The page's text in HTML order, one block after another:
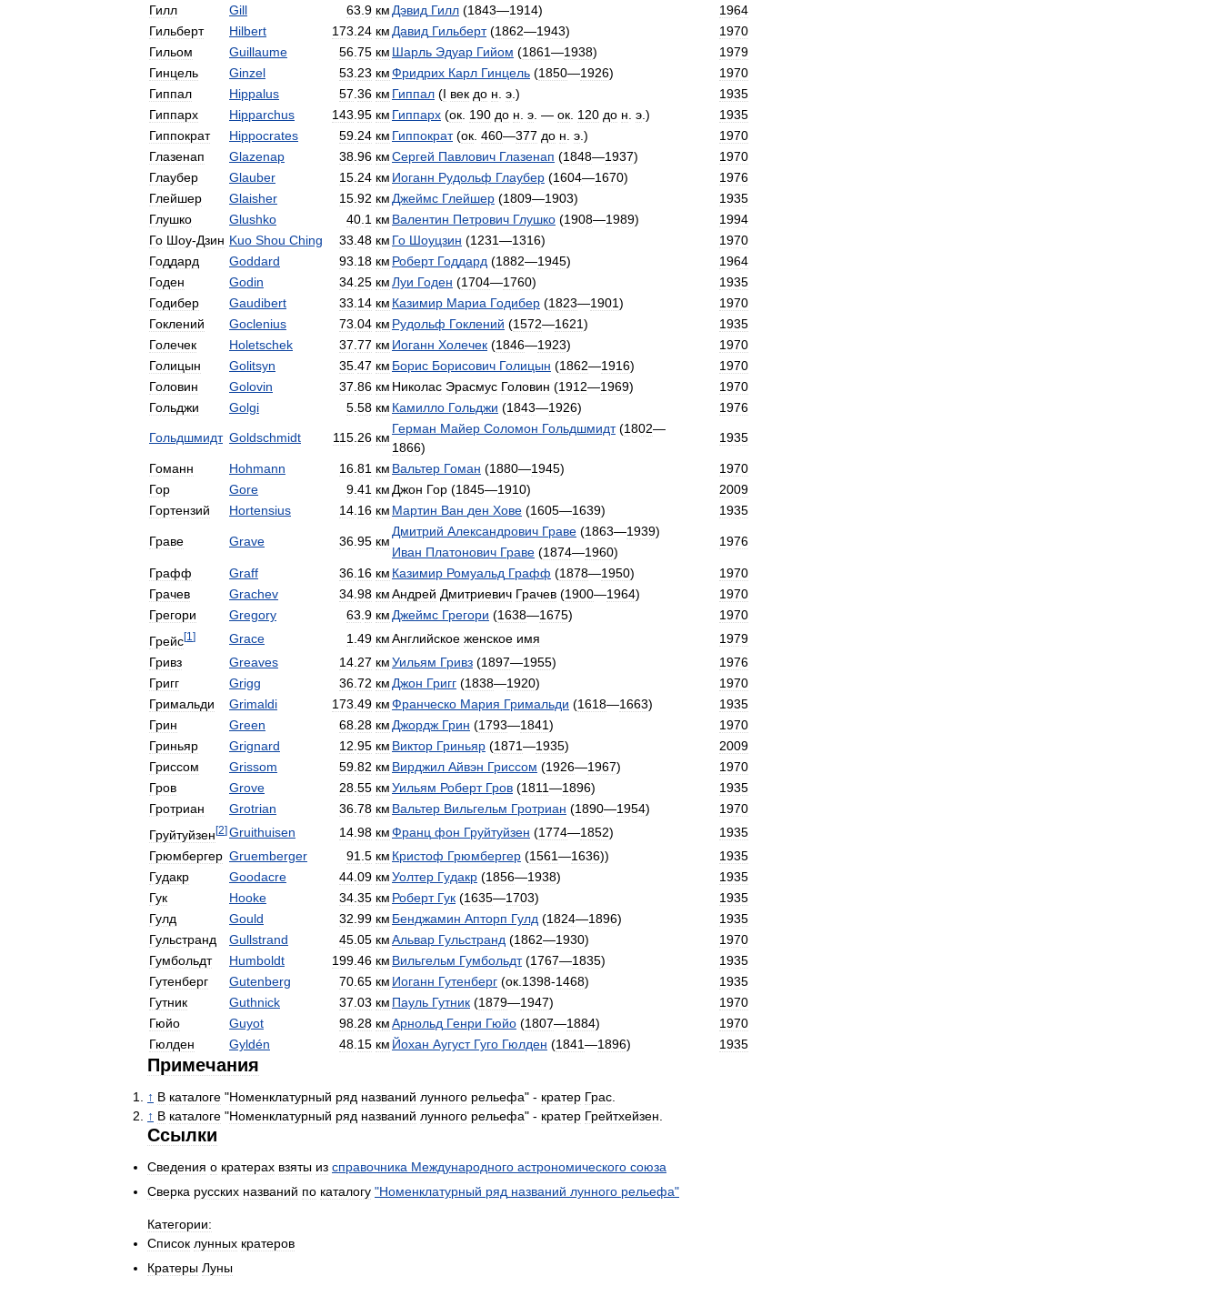
Гилл
Gill 63 9 км Дэвид Гилл (1843—1914)
1964
Гильберт
Hilbert 173 24 км Давид Гильберт(1862—1943)
1970
Гильом
Guillaume 56 75 км Шарль Эдуар Гийом (1861—1938)
1979
Гинцель
Ginzel 53 23 кмФридрих Карл Гинцель (1850—1926)
1970
Гиппал
Hippalus 57 36 км Гиппал (I век до н э .)
1935
Гиппарх
Hipparchus 143 95 км Гиппарх (ок 190 до н э . — ок 120 до н э .)
1935
Гиппократ
Hippocrates 59 24 км Гиппократ(ок 460—377 до н э .)
1970
Глазенап
Glazenap 38 96 кмСергей Павлович Глазенап (1848—1937)
1970
Глаубер
Glauber 15 24 км Иоганн Рудольф Глаубер (1604—1670)
1976
Глейшер
Glaisher 15 92 км Джеймс Глейшер (1809—1903)
1935
Глушко
Glushko 40 1 км Валентин Петрович Глушко (1908—1989)
1994
Го Шоу-Дзин Kuo Shou Ching 33 48 км Го Шоуцзин (1231—1316)
1970
Годдард
Goddard 93 18 км Роберт Годдард (1882—1945)
1964
Годен
Godin 34 25 кмЛуи Годен (1704—1760)
1935
Годибер
Gaudibert 33 14 км Казимир Мариа Годибер (1823—1901)
1970
Гоклений
Goclenius 73 04 км Рудольф Гоклений (1572—1621)
1935
Голечек
Holetschek 37 77 км Иоганн Холечек (1846—1923)
1970
Голицын
Golitsyn 35 47 км Борис Борисович Голицын (1862—1916)
1970
Головин
Golovin 37 86 км Николас Эрасмус Головин (1912—1969)
1970
Гольджи
Golgi 5 58 км Камилло Гольджи (1843—1926) 1976
Гольдшмидт Goldschmidt 115 26 км
Герман Майер Соломон Гольдшмидт(1802—
1866)
1935
Гоманн Hohmann 16 81 км Вальтер Гоман (1880—1945)
1970
Гор
Gore 9 41 км Джон Гор (1845—1910)
2009
Гортензий
Hortensius 14 16 км Мартин Ван ден Хове (1605—1639) 1935
Граве Grave 36 95 км
Дмитрий Александрович Граве (1863—1939)
1976
Иван Платонович Граве (1874—1960)
Графф
Graff 36 16 км Казимир Ромуальд Графф (1878—1950)
1970
Грачев
Grachev 34 98 кмАндрей Дмитриевич Грачев (1900—1964)
1970
Грегори
Gregory 63 9 км Джеймс Грегори (1638—1675)
1970
Грейс[1 ] Grace 1 49 кмАнглийское женское имя
1979
Гривз
Greaves 14 27 кмУильям Гривз (1897—1955)
1976
Григг
Grigg 36 72 км Джон Григг (1838—1920)
1970
Гримальди
Grimaldi 173 49 кмФранческо Мария Гримальди (1618—1663)
1935
Грин
Green 68 28 км Джордж Грин (1793—1841)
1970
Гриньяр
Grignard 12 95 км Виктор Гриньяр (1871—1935)
2009
Гриссом
Grissom 59 82 км Вирджил Айвэн Гриссом (1926—1967)
1970
Гров
Grove 28 55 кмУильям Роберт Гров (1811—1896)
1935
Гротриан
Grotrian 36 78 км Вальтер Вильгельм Гротриан (1890—1954)
1970
Груйтуйзен[2]Gruithuisen 14 98 кмФранц фон Груйтуйзен (1774—1852)
1935
Грюмбергер Gruemberger 91 5 км Кристоф Грюмбергер (1561—1636))
1935
Гудакр
Goodacre 44 09 кмУолтер Гудакр (1856—1938)
1935
Гук
Hooke 34 35 км Роберт Гук (1635—1703)
1935
Гулд
Gould 32 99 км Бенджамин Апторп Гулд (1824—1896)
1935
Гульстранд
Gullstrand 45 05 кмАльвар Гульстранд (1862—1930)
1970
Гумбольдт
Humboldt 199 46 км Вильгельм Гумбольдт(1767—1835)
1935
Гутенберг
Gutenberg 70 65 км Иоганн Гутенберг (ок 1398-1468)
1935
Гутник
Guthnick 37 03 км Пауль Гутник (1879—1947)
1970
Гюйо
Guyot 98 28 кмАрнольд Генри Гюйо (1807—1884)
1970
Гюлден
Gyldén 48 15 км Йохан Аугуст Гуго Гюлден (1841—1896) 1935
Примечания
↑ В каталоге "Номенклатурный ряд названий лунного рельефа" - кратер Грас
↑ В каталоге "Номенклатурный ряд названий лунного рельефа" - кратер Грейтхейзен
Ссылки
Сведения о кратерах взяты из справочника Международного астрономического союза
Сверка русских названий по каталогу "Номенклатурный ряд названий лунного рельефа"
Категории:
Список лунных кратеров
Кратеры Луны